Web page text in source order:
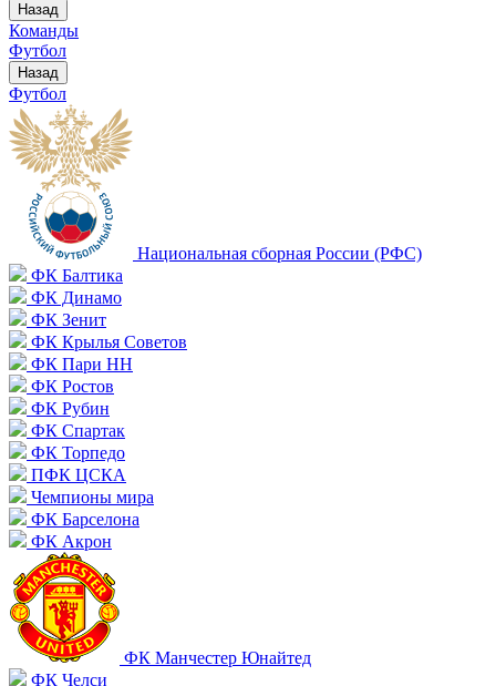
Назад
Команды
Футбол
Назад
Футбол
Национальная сборная России (РФС)
ФК Балтика
ФК Динамо
ФК Зенит
ФК Крылья Советов
ФК Пари НН
ФК Ростов
ФК Рубин
ФК Спартак
ФК Торпедо
ПФК ЦСКА
Чемпионы мира
ФК Барселона
ФК Акрон
ФК Манчестер Юнайтед
ФК Челси